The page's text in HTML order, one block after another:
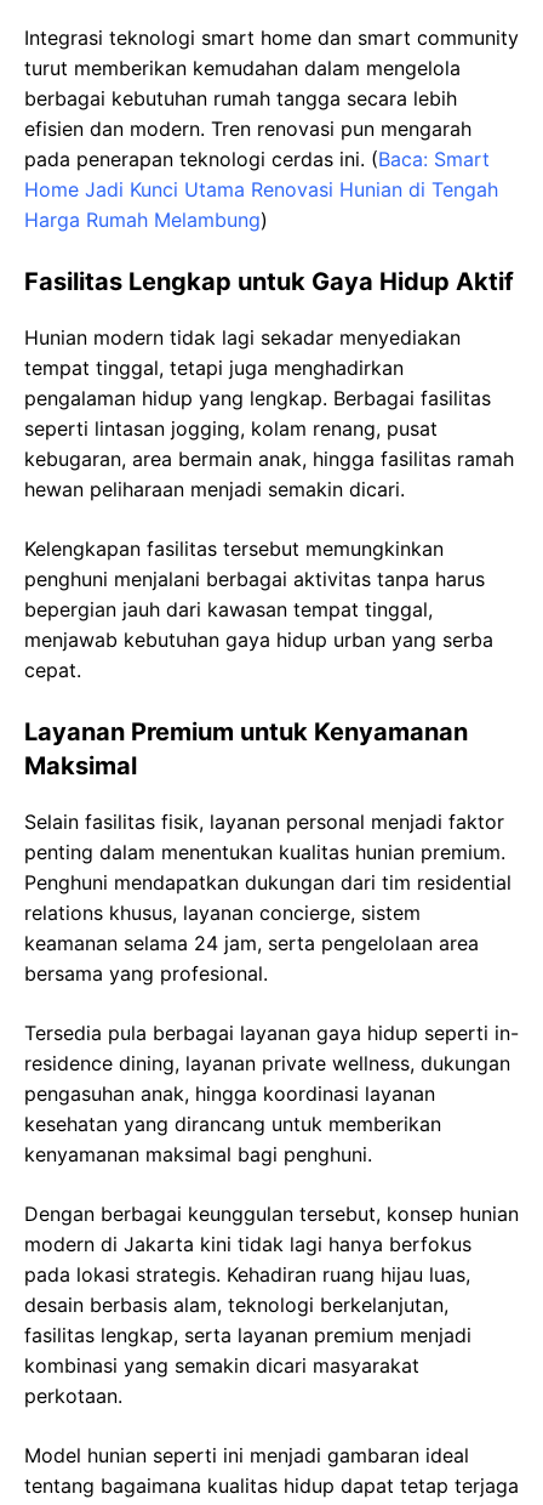
Integrasi teknologi smart home dan smart community
turut memberikan kemudahan dalam mengelola
berbagai kebutuhan rumah tangga secara lebih
efisien dan modern. Tren renovasi pun mengarah
pada penerapan teknologi cerdas ini. (Baca: Smart
Home Jadi Kunci Utama Renovasi Hunian di Tengah
Harga Rumah Melambung)
Fasilitas Lengkap untuk Gaya Hidup Aktif
Hunian modern tidak lagi sekadar menyediakan
tempat tinggal, tetapi juga menghadirkan
pengalaman hidup yang lengkap. Berbagai fasilitas
seperti lintasan jogging, kolam renang, pusat
kebugaran, area bermain anak, hingga fasilitas ramah
hewan peliharaan menjadi semakin dicari.
Kelengkapan fasilitas tersebut memungkinkan
penghuni menjalani berbagai aktivitas tanpa harus
bepergian jauh dari kawasan tempat tinggal,
menjawab kebutuhan gaya hidup urban yang serba
cepat.
Layanan Premium untuk Kenyamanan
Maksimal
Selain fasilitas fisik, layanan personal menjadi faktor
penting dalam menentukan kualitas hunian premium.
Penghuni mendapatkan dukungan dari tim residential
relations khusus, layanan concierge, sistem
keamanan selama 24 jam, serta pengelolaan area
bersama yang profesional.
Tersedia pula berbagai layanan gaya hidup seperti in-
residence dining, layanan private wellness, dukungan
pengasuhan anak, hingga koordinasi layanan
kesehatan yang dirancang untuk memberikan
kenyamanan maksimal bagi penghuni.
Dengan berbagai keunggulan tersebut, konsep hunian
modern di Jakarta kini tidak lagi hanya berfokus
pada lokasi strategis. Kehadiran ruang hijau luas,
desain berbasis alam, teknologi berkelanjutan,
fasilitas lengkap, serta layanan premium menjadi
kombinasi yang semakin dicari masyarakat
perkotaan.
Model hunian seperti ini menjadi gambaran ideal
tentang bagaimana kualitas hidup dapat tetap terjaga